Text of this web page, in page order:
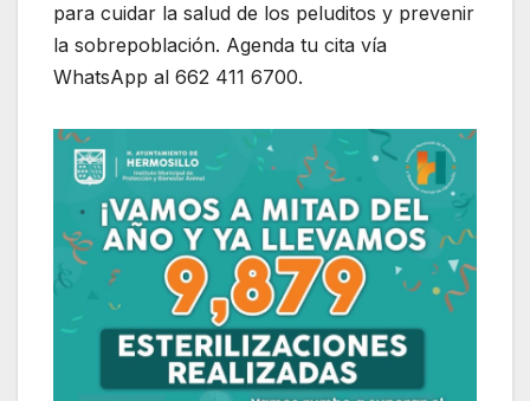
para cuidar la salud de los peluditos y prevenir
la sobrepoblación. Agenda tu cita vía
WhatsApp al 662 411 6700.